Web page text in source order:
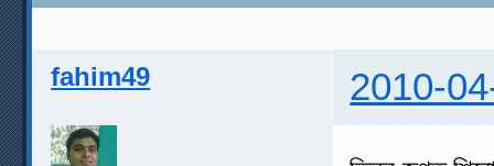
fahim49 2010-